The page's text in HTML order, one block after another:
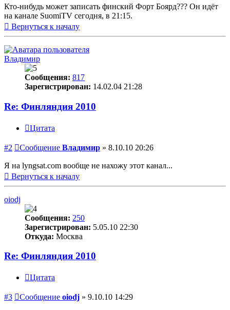
Кто-нибудь может записать финский Форт Боярд??? Он идёт
на канале SuomiTV сегодня, в 21:15.
Вернуться к началу
Владимир
Сообщения: 817
Зарегистрирован: 14.02.04 21:28
Re: Финляндия 2010
Цитата
#2 Сообщение Владимир » 8.10.10 20:26
Я на lyngsat.com вообще не нахожу этот канал...
Вернуться к началу
oiodj
Сообщения: 250
Зарегистрирован: 5.05.10 22:30
Откуда: Москва
Re: Финляндия 2010
Цитата
#3 Сообщение oiodj » 9.10.10 14:29